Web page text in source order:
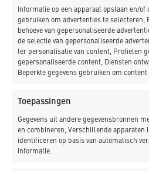
Informatie op een apparaat opslaan en/of
gebruiken om advertenties te selecteren,
behoeve van gepersonaliseerde
de selectie van gepersonaliseerde
ter personalisatie van content, Profielen
gepersonaliseerde content, Diensten
Beperkte gegevens gebruiken om
Toepassingen
Gegevens uit andere gegevensbronnen
en combineren, Verschillende apparaten
identificeren op basis van automatisch
informatie.
onbespreekbaar ons fundament.